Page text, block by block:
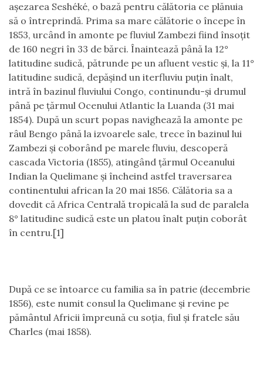
aşezarea Seshéké, o bază pentru călătoria ce plănuia
să o întreprindă. Prima sa mare călătorie o începe în
1853, urcând în amonte pe fluviul Zambezi fiind însoţit
de 160 negri în 33 de bărci. Înaintează până la 12°
latitudine sudică, pătrunde pe un afluent vestic şi, la 11°
latitudine sudică, depăşind un iterfluviu puţin înalt,
intră în bazinul fluviului Congo, continundu-şi drumul
până pe ţărmul Ocenului Atlantic la Luanda (31 mai
1854). După un scurt popas navighează la amonte pe
râul Bengo până la izvoarele sale, trece în bazinul lui
Zambezi şi coborând pe marele fluviu, descoperă
cascada Victoria (1855), atingând ţărmul Oceanului
Indian la Quelimane şi încheind astfel traversarea
continentului african la 20 mai 1856. Călătoria sa a
dovedit că Africa Centrală tropicală la sud de paralela
8° latitudine sudică este un platou înalt puţin coborât
în centru.[1]
După ce se întoarce cu familia sa în patrie (decembrie
1856), este numit consul la Quelimane şi revine pe
pământul Africii împreună cu soţia, fiul şi fratele său
Charles (mai 1858).